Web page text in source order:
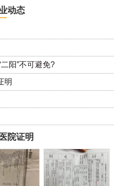
动态
阳”不可避免?
明
院证明